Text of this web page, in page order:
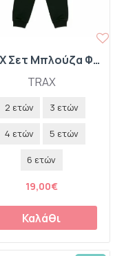
TRAX
TRAX Σετ Μπλούζα Φούτερ με Κουκούλα και Παντελόνι Φόρμας "Mountain Drive" 50928 Πορτοκαλί
2 ετών 3 ετών
4 ετών 5 ετών
6 ετών
19,00€
Καλάθι